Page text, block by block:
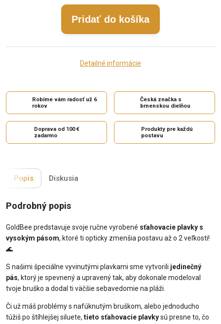
Pridať do košíka
Detailné informácie
Robíme vám radosť už 6
rokov
Česká značka s
brnenskou dielňou
Doprava od 100 €
zadarmo
Produkty pre každú
postavu
Popis Diskusia
Podrobný popis
GoldBee predstavuje svoje ručne vyrobené sťahovacie plavky s
vysokým pásom, ktoré ti opticky zmenšia postavu až o 2 veľkosti!
🌊
S našimi špeciálne vyvinutými plavkami sme vytvorili jedinečný
pás, ktorý je spevnený a upravený tak, aby dokonale modeloval
tvoje bruško a dodal ti väčšie sebavedomie na pláži.
Či už máš problémy s nafúknutým bruškom, alebo jednoducho
túžiš po štíhlejšej siluete, tieto sťahovacie plavkysú presne to, čo